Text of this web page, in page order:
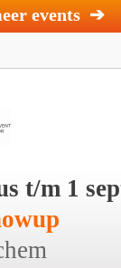
events ➔
t/m 1